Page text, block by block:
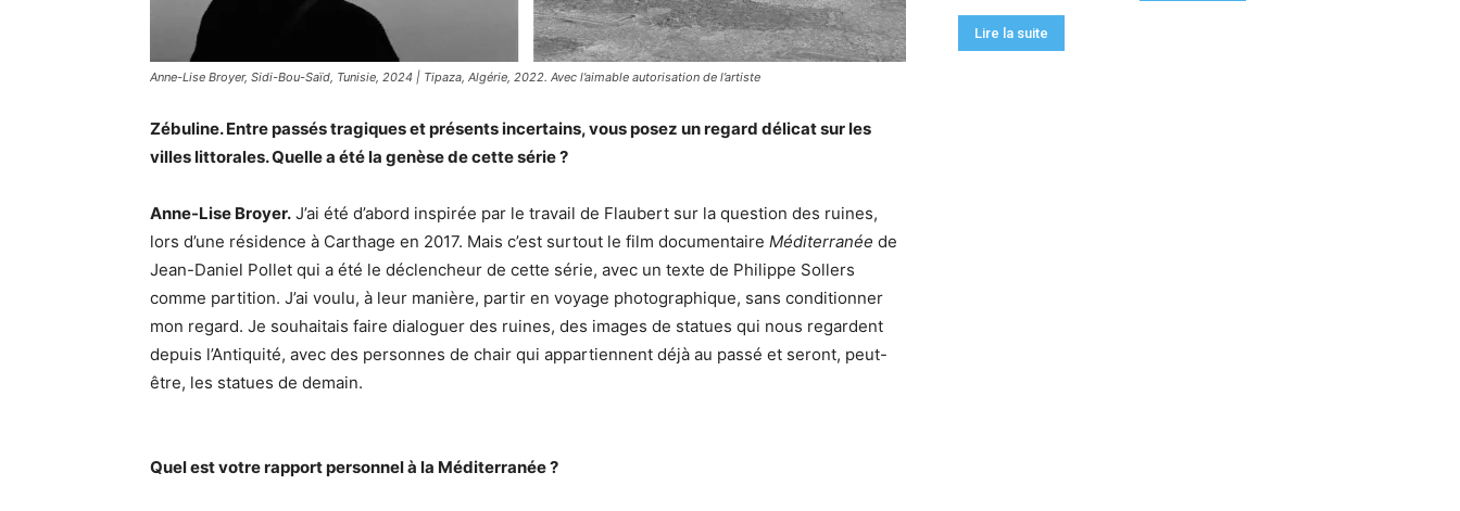
Anne-Lise Broyer, Sidi-Bou-Saïd, Tunisie, 2024 | Tipaza, Algérie, 2022. Avec l’aimable autorisation de l’artiste
Zébuline. Entre passés tragiques et présents incertains, vous posez un regard délicat sur les
villes littorales.Quelle a été la genèse de cette série ?
Anne-Lise Broyer. J’ai été d’abord inspirée par le travail de Flaubert sur la question des ruines,
lors d’une résidence à Carthage en 2017. Mais c’est surtout le film documentaire Méditerranée de
Jean-Daniel Pollet qui a été le déclencheur de cette série, avec un texte de Philippe Sollers
comme partition. J’ai voulu, à leur manière, partir en voyage photographique, sans conditionner
mon regard. Je souhaitais faire dialoguer des ruines, des images de statues qui nous regardent
depuis l’Antiquité, avec des personnes de chair qui appartiennent déjà au passé et seront, peut-
être, les statues de demain.
Quel est votre rapport personnel à la Méditerranée ?
Lire la suite